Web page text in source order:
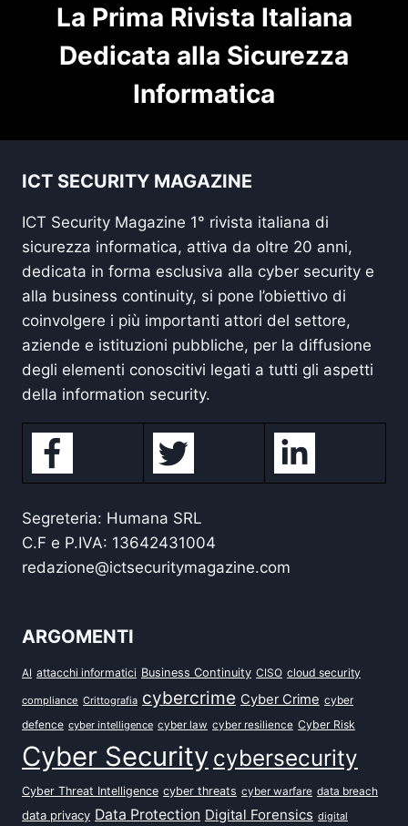
La Prima Rivista Italiana
Dedicata alla Sicurezza
Informatica
ICT SECURITY MAGAZINE
ICT Security Magazine 1° rivista italiana di
sicurezza informatica, attiva da oltre 20 anni,
dedicata in forma esclusiva alla cyber security e
alla business continuity, si pone l’obiettivo di
coinvolgere i più importanti attori del settore,
aziende e istituzioni pubbliche, per la diffusione
degli elementi conoscitivi legati a tutti gli aspetti
della information security.
Segreteria: Humana SRL
C.F e P.IVA: 13642431004
redazione@ictsecuritymagazine.com
ARGOMENTI
AI attacchi informatici Business Continuity CISO cloud security
compliance Crittografia cybercrime Cyber Crime cyber
defence cyber intelligence cyber law cyber resilience Cyber Risk
Cyber Security cybersecurity
Cyber Threat Intelligence cyber threats cyber warfare data breach
data privacy Data Protection Digital Forensics digital